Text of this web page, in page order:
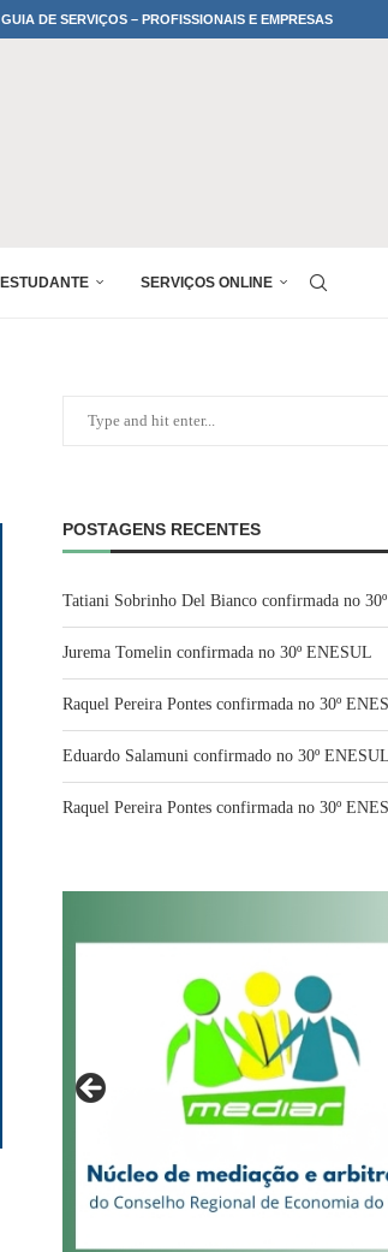
GUIA DE SERVIÇOS – PROFISSIONAIS E EMPRESAS
ESTUDANTE SERVIÇOS ONLINE
POSTAGENS RECENTES
Tatiani Sobrinho Del Bianco confirmada no
Jurema Tomelin confirmada no 30º ENESUL
Raquel Pereira Pontes confirmada no 30º
Eduardo Salamuni confirmado no 30º ENESUL
Raquel Pereira Pontes confirmada no 30º